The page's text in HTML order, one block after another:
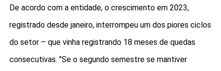
De acordo com a entidade, o crescimento em 2023,
registrado desde janeiro, interrompeu um dos piores ciclos
do setor – que vinha registrando 18 meses de quedas
consecutivas. "Se o segundo semestre se mantiver